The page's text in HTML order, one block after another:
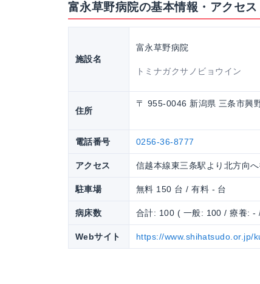
富永草野病院の基本情報・アクセス
施設名
富永草野病院
トミナガクサノビョウイン
住所
〒 955-0046 新潟県 三条市興
電話番号 0256-36-8777
アクセス 信越本線東三条駅より北方向
駐車場 無料 150 台 / 有料 - 台
病床数 合計: 100 ( 一般: 100 / 療養:
Webサイト https://www.shihatsudo.or.jp/